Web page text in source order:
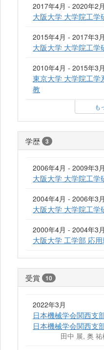
2017年4月 - 2020年2月
大阪大学 大学院工学
2015年4月 - 2017年3月
大阪大学 大学院工学
2010年4月 - 2015年3月
東京大学 大学院工学
教
も
学歴 3
2006年4月 - 2009年3月
大阪大学 大学院工
2004年4月 - 2006年3月
大阪大学 大学院工
2000年4月 - 2004年3月
大阪大学 工学部 応
受賞 10
2022年3月
日本機械学会関西支
日本機械学会関西支
田中 展, 奥